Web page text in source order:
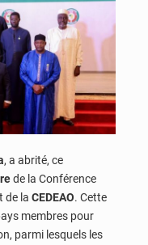
, a abrité, ce
de la Conférence
de la CEDEAO. Cette
membres pour
parmi lesquels les